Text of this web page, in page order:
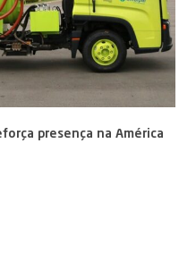
presença na América